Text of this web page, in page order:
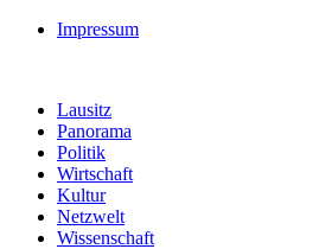
Impressum
Lausitz
Panorama
Politik
Wirtschaft
Kultur
Netzwelt
Wissenschaft